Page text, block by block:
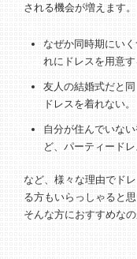
される機会が増えます。
なぜか同時期にい
れにドレスを用意す
友人の結婚式だと
ドレスを着れない。
自分が住んでいな
ど、パーティード
など、様々な理由でド
る方もいらっしゃると思
そんな方におすすめな